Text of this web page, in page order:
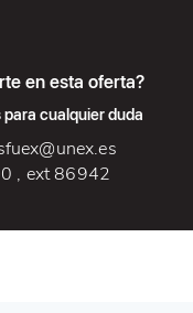
en esta oferta?
cualquier duda
, ext 86942